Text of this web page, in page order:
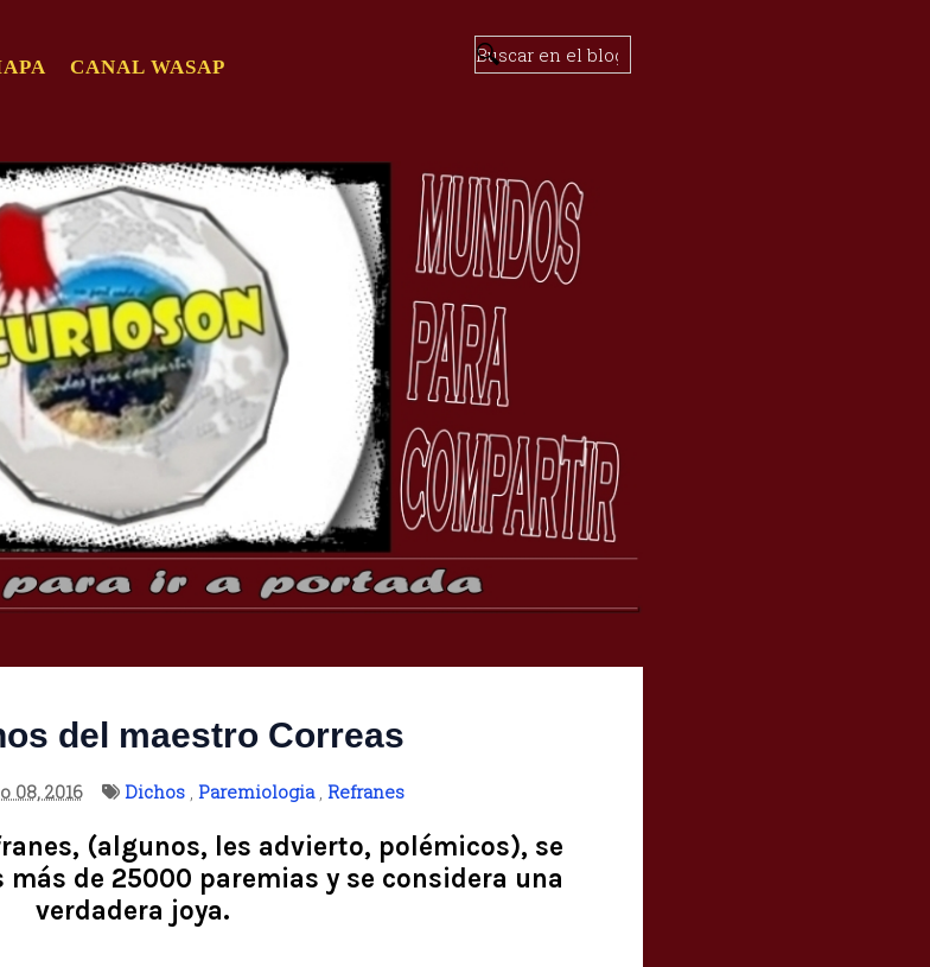
CANAL WASAP
del maestro Correas
08, 2016 Dichos, Paremiologia, Refranes
(algunos, les advierto, polémicos), se
de 25000 paremias y se considera una
verdadera joya.